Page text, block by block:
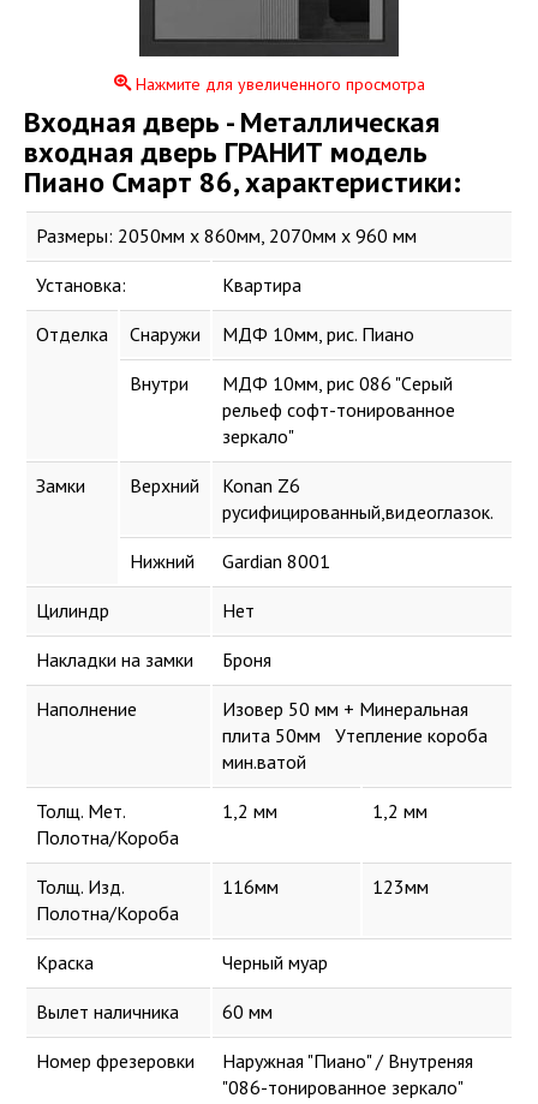
Нажмите для увеличенного просмотра
Входная дверь - Металлическая
входная дверь ГРАНИТ модель
Пиано Смарт 86, характеристики:
Размеры: 2050мм х 860мм, 2070мм x 960 мм
Установка: Квартира
Отделка Снаружи МДФ 10мм, рис. Пиано
Внутри
МДФ 10мм, рис 086 "Cерый
рельеф софт-тонированное
зеркало"
Замки Верхний
Konan Z6
русифицированный,видеоглазок.
Нижний Gardian 8001
Цилиндр Нет
Накладки на замки Броня
Наполнение
Изовер 50 мм + Минеральная
плита 50мм Утепление короба
мин.ватой
Толщ. Мет.
Полотна/Короба
1,2 мм 1,2 мм
Толщ. Изд.
Полотна/Короба
116мм 123мм
Краска Черный муар
Вылет наличника 60 мм
Номер фрезеровки
Наружная "Пиано" / Внутреняя
"086-тонированное зеркало"